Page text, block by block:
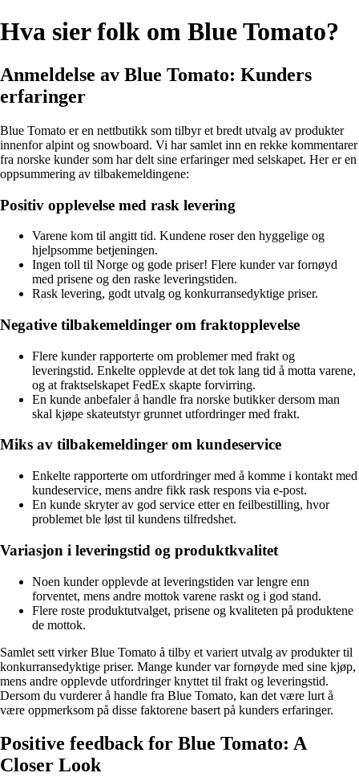
Hva sier folk om Blue Tomato?
Anmeldelse av Blue Tomato: Kunders
erfaringer
Blue Tomato er en nettbutikk som tilbyr et bredt utvalg av produkter
innenfor alpint og snowboard. Vi har samlet inn en rekke kommentarer
fra norske kunder som har delt sine erfaringer med selskapet. Her er en
oppsummering av tilbakemeldingene:
Positiv opplevelse med rask levering
Varene kom til angitt tid. Kundene roser den hyggelige og
hjelpsomme betjeningen.
Ingen toll til Norge og gode priser! Flere kunder var fornøyd
med prisene og den raske leveringstiden.
Rask levering, godt utvalg og konkurransedyktige priser.
Negative tilbakemeldinger om fraktopplevelse
Flere kunder rapporterte om problemer med frakt og
leveringstid. Enkelte opplevde at det tok lang tid å motta varene,
og at fraktselskapet FedEx skapte forvirring.
En kunde anbefaler å handle fra norske butikker dersom man
skal kjøpe skateutstyr grunnet utfordringer med frakt.
Miks av tilbakemeldinger om kundeservice
Enkelte rapporterte om utfordringer med å komme i kontakt med
kundeservice, mens andre fikk rask respons via e-post.
En kunde skryter av god service etter en feilbestilling, hvor
problemet ble løst til kundens tilfredshet.
Variasjon i leveringstid og produktkvalitet
Noen kunder opplevde at leveringstiden var lengre enn
forventet, mens andre mottok varene raskt og i god stand.
Flere roste produktutvalget, prisene og kvaliteten på produktene
de mottok.
Samlet sett virker Blue Tomato å tilby et variert utvalg av produkter til
konkurransedyktige priser. Mange kunder var fornøyde med sine kjøp,
mens andre opplevde utfordringer knyttet til frakt og leveringstid.
Dersom du vurderer å handle fra Blue Tomato, kan det være lurt å
være oppmerksom på disse faktorene basert på kunders erfaringer.
Positive feedback for Blue Tomato: A
Closer Look